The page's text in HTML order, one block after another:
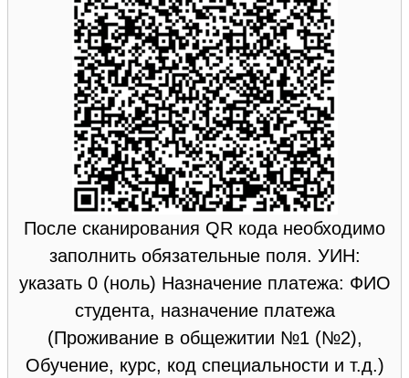
После сканирования QR кода необходимо
заполнить обязательные поля. УИН:
указать 0 (ноль) Назначение платежа: ФИО
студента, назначение платежа
(Проживание в общежитии №1 (№2),
Обучение, курс, код специальности и т.д.)